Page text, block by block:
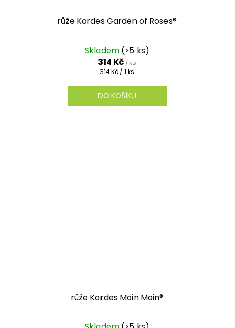
růže Kordes Garden of Roses®
Skladem (>5 ks)
314 Kč / ks
Měrná
314 Kč / 1 ks
DO KOŠÍKU
růže Kordes Moin Moin®